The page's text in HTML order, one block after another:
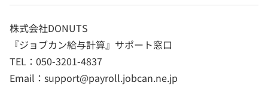
株式会社DONUTS
『ジョブカン給与計算』サポート窓口
TEL：050-3201-4837
Email：support@payroll.jobcan.ne.jp